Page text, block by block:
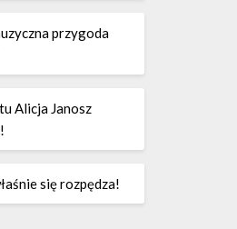
przygoda
Alicja Janosz
się rozpędza!